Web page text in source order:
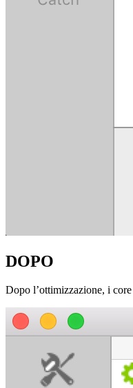
DOPO
Dopo l’ottimizzazione, i